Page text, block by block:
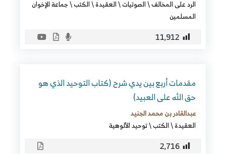
الرد على المخالف\الصوتيات\العقيدة\الكتب\جماعة الإخوان
المسلمين
11٬912
مقدمات أربع بين يدي شرح (كتاب التوحيد الذي هو
حق الله على العبيد)
عبدالقادر بن محمد الجنيد
العقيدة\الكتب\توحيد الألوهية
2٬716